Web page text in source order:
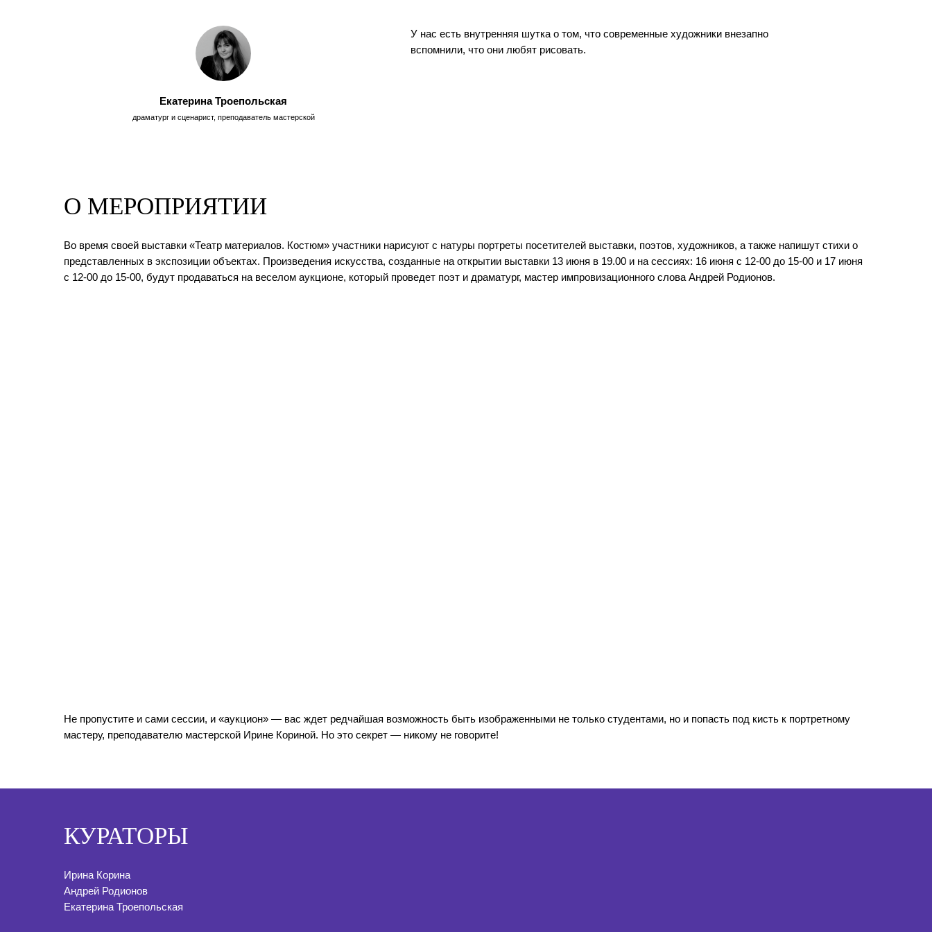
Екатерина Троепольская
драматург и сценарист, преподаватель мастерской
У нас есть внутренняя шутка о том, что современные художники внезапно
вспомнили, что они любят рисовать.
О МЕРОПРИЯТИИ
Во время своей выставки «Театр материалов. Костюм» участники нарисуют с натуры портреты посетителей выставки, поэтов, художников, а также напишут стихи о
представленных в экспозиции объектах. Произведения искусства, созданные на открытии выставки 13 июня в 19.00 и на сессиях: 16 июня с 12-00 до 15-00 и 17 июня
с 12-00 до 15-00, будут продаваться на веселом аукционе, который проведет поэт и драматург, мастер импровизационного слова Андрей Родионов.
Не пропустите и сами сессии, и «аукцион» — вас ждет редчайшая возможность быть изображенными не только студентами, но и попасть под кисть к портретному
мастеру, преподавателю мастерской Ирине Кориной. Но это секрет — никому не говорите!
КУРАТОРЫ
Ирина Корина
Андрей Родионов
Екатерина Троепольская